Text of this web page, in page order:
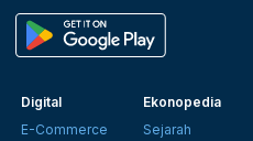
Digital
E-Commerce
Ekonopedia
Sejarah